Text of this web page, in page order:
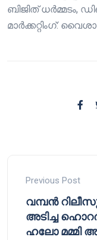
ബിജിത് ധർമ്മടം,
മാർക്കറ്റിംഗ്:
Previous Post
വമ്പൻ
അടിച്ച
ഹലോ മമ്മി